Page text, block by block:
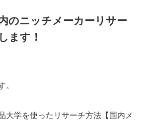
のニッチメーカーリサー
ます！
。
大学を使ったリサーチ方法【国内メ